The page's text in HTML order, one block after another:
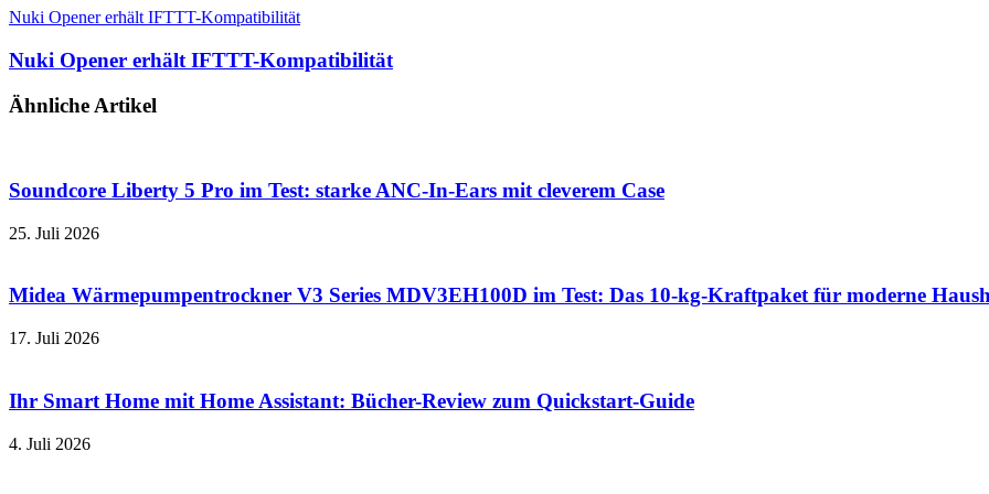
Nuki Opener erhält IFTTT-Kompatibilität
Nuki Opener erhält IFTTT-Kompatibilität
Ähnliche Artikel
Soundcore Liberty 5 Pro im Test: starke ANC-In-Ears mit cleverem Case
25. Juli 2026
Midea Wärmepumpentrockner V3 Series MDV3EH100D im Test: Das 10-kg-Kraftpaket für moderne
17. Juli 2026
Ihr Smart Home mit Home Assistant: Bücher-Review zum Quickstart-Guide
4. Juli 2026